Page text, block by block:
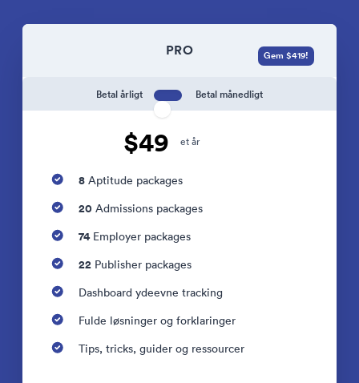
PRO
Betal årligt Betal månedligt
$49 et år
Gem $419!
8 Aptitude packages
20 Admissions packages
74Employer packages
22 Publisher packages
Dashboard ydeevne tracking
Fulde løsninger og forklaringer
Tips, tricks, guider og ressourcer